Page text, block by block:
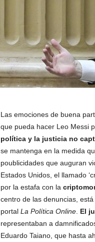
Las emociones de buena
que pueda hacer Leo Messi
política y la justicia no
se mantenga en la medida
poublicidades que auguran
Estados Unidos, el llamado
por la estafa con la
centro de las denuncias,
portal La Política Online. El
representaban a
Eduardo Taiano, que hasta